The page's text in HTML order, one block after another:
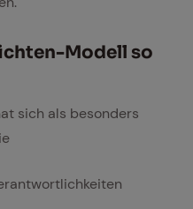
Mo­dell so
sich als besonders